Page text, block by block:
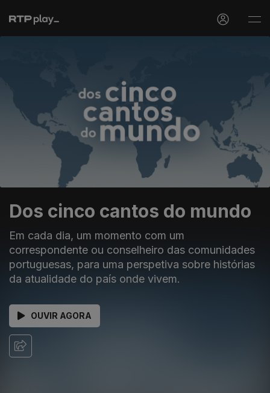
Dos cinco cantos do mundo
Em cada dia, um momento com um
correspondente ou conselheiro das comunidades
portuguesas, para uma perspetiva sobre histórias
da atualidade do país onde vivem.
OUVIR AGORA